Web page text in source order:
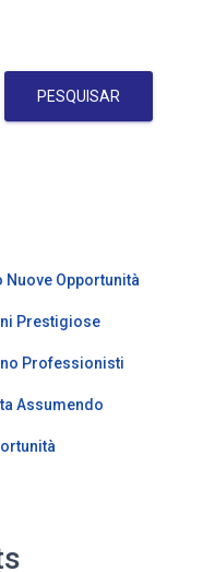
PESQUISAR
Nuove Opportunità
Prestigiose
Professionisti
Assumendo